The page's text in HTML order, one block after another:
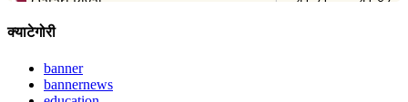
क्याटेगोरी
banner
bannernews